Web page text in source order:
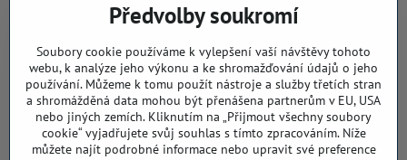
Záříčí, ev.č. 54
768 11 Chropyně
DIČ: CZ8103114129
Sklad, vzorkovna PO TELEFONICKÉ DOMLUVĚ
Záříčí ev. č. 54
768 11 Chropyně
608 855 055
Předvolby soukromí
Soubory cookie používáme k vylepšení vaší návštěvy tohoto
webu, k analýze jeho výkonu a ke shromažďování údajů o jeho
používání. Můžeme k tomu použít nástroje a služby třetích stran
a shromážděná data mohou být přenášena partnerům v EU, USA
nebo jiných zemích. Kliknutím na „Přijmout všechny soubory
cookie“ vyjadřujete svůj souhlas s tímto zpracováním. Níže
můžete najít podrobné informace nebo upravit své preference